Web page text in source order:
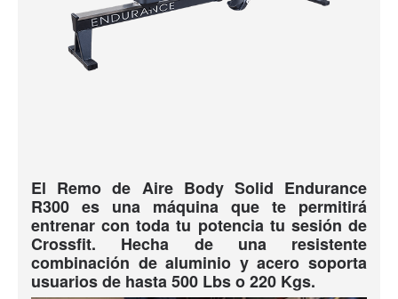
El Remo de Aire Body Solid Endurance
R300 es una máquina que te permitirá
entrenar con toda tu potencia tu sesión de
Crossfit. Hecha de una resistente
combinación de aluminio y acero soporta
usuarios de hasta 500 Lbs o 220 Kgs.